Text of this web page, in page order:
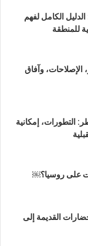
الكامل لفهم
للمنطقة
الإصلاحات، وآفاق
التطورات، إمكانية
على روسيا؟￼
القديمة إلى